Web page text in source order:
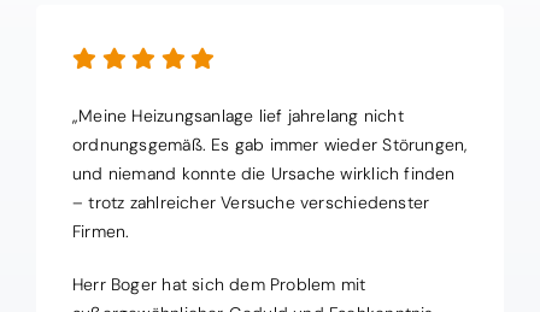
„Meine Heizungsanlage lief jahrelang nicht
ordnungsgemäß. Es gab immer wieder Störungen,
und niemand konnte die Ursache wirklich finden
– trotz zahlreicher Versuche verschiedenster
Firmen.
Herr Boger hat sich dem Problem mit